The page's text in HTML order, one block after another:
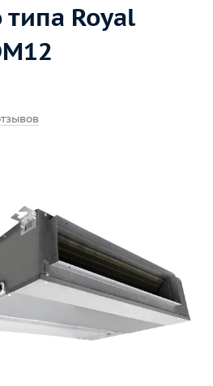
типа Royal